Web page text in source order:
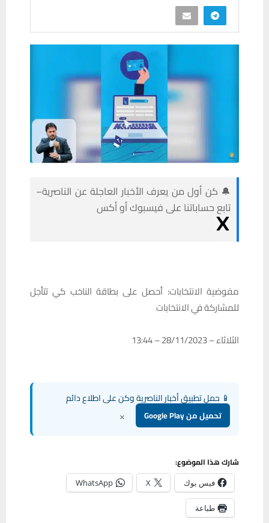
🔔 كن أول من يعرف الأخبار العاجلة عن الناصرية–
تابع حساباتنا على فيسبوك أو أكس
مفوضية الانتخابات: أحصل على بطاقة الناخب كي تتأجل
للمشاركة في الانتخابات
الثلاثاء – 28/11/2023 – 13:44
📱 حمل تطبيق أخبار الناصرية وكن على اطلاع دائم
تحميل من Google Play ×
شارك هذا الموضوع:
فيس بوك X
WhatsApp
طباعة